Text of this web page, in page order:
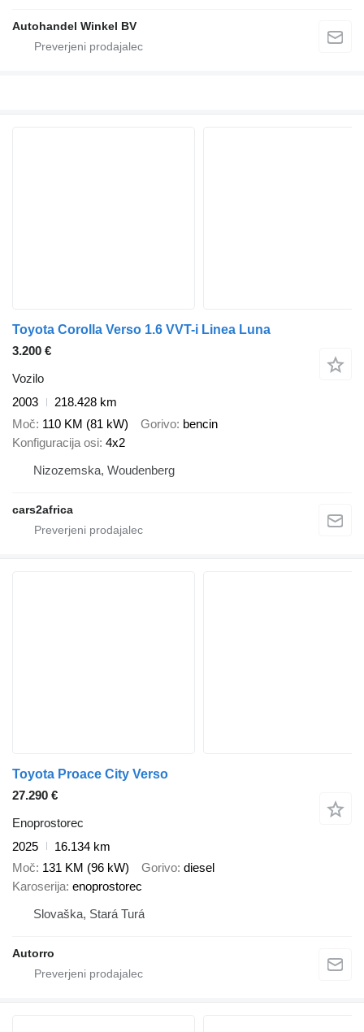
Autohandel Winkel BV
Toyota Corolla Verso 1.6 VVT-i Linea Luna
3.200 €
Vozilo
2003
218.428 km
Moč 110 KM (81 kW) Gorivo bencin
Konfiguracija osi 4x2
Nizozemska, Woudenberg
cars2africa
Toyota Proace City Verso
27.290 €
Enoprostorec
2025
16.134 km
Moč 131 KM (96 kW) Gorivo diesel
Karoserija enoprostorec
Slovaška, Stará Turá
Autorro